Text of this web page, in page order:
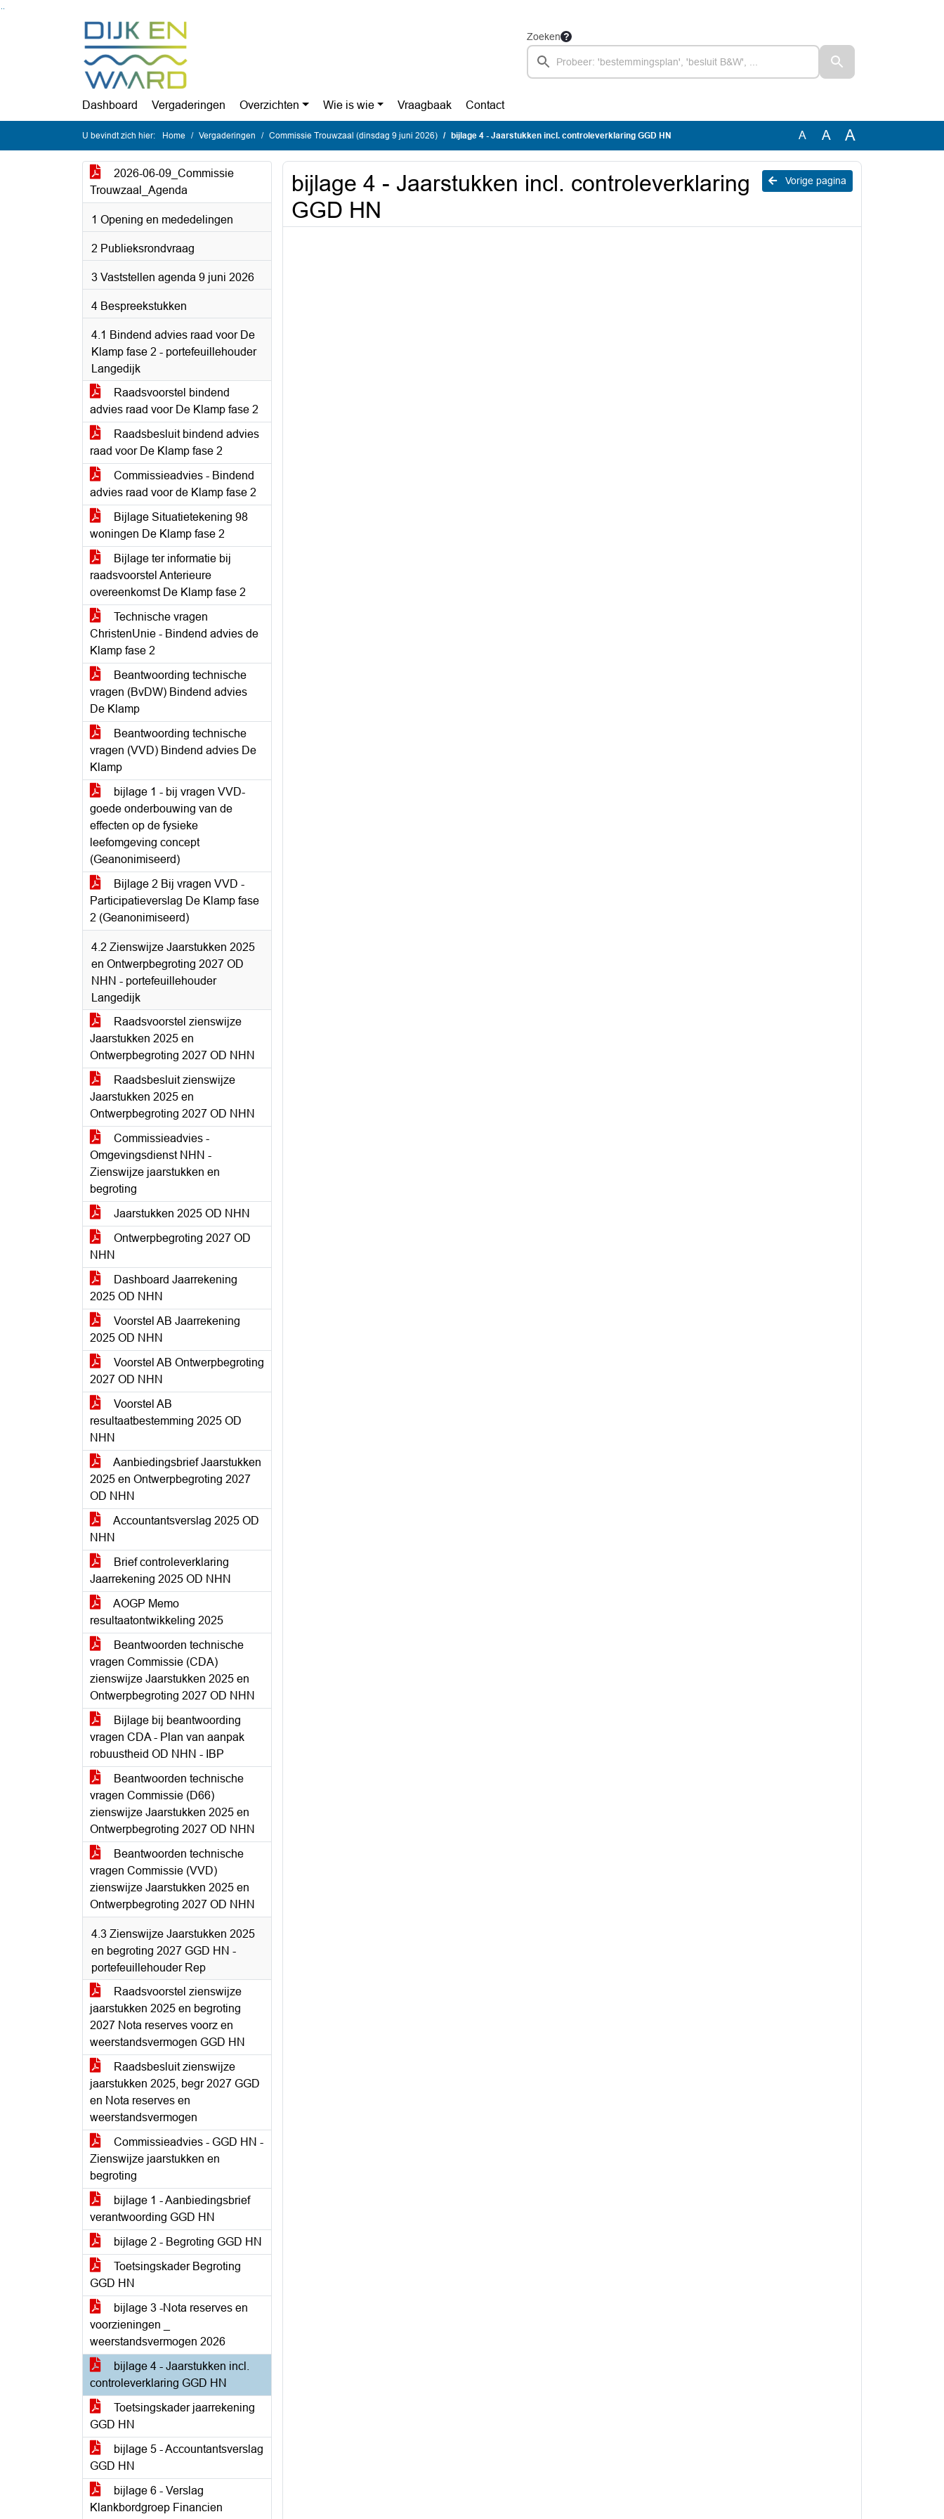
Zoeken
Dashboard Vergaderingen Overzichten Wie is wie Vraagbaak Contact
U bevindt zich hier: Home Vergaderingen Commissie Trouwzaal (dinsdag 9 juni 2026) bijlage 4 - Jaarstukken incl. controleverklaring GGD HN A A A
2026-06-09_Commissie
Trouwzaal_Agenda
1 Opening en mededelingen
2 Publieksrondvraag
3 Vaststellen agenda 9 juni 2026
4 Bespreekstukken
4.1 Bindend advies raad voor De
Klamp fase 2 - portefeuillehouder
Langedijk
Raadsvoorstel bindend
advies raad voor De Klamp fase 2
Raadsbesluit bindend advies
raad voor De Klamp fase 2
Commissieadvies - Bindend
advies raad voor de Klamp fase 2
Bijlage Situatietekening 98
woningen De Klamp fase 2
Bijlage ter informatie bij
raadsvoorstel Anterieure
overeenkomst De Klamp fase 2
Technische vragen
ChristenUnie - Bindend advies de
Klamp fase 2
Beantwoording technische
vragen (BvDW) Bindend advies
De Klamp
Beantwoording technische
vragen (VVD) Bindend advies De
Klamp
bijlage 1 - bij vragen VVD-
goede onderbouwing van de
effecten op de fysieke
leefomgeving concept
(Geanonimiseerd)
Bijlage 2 Bij vragen VVD -
Participatieverslag De Klamp fase
2 (Geanonimiseerd)
4.2 Zienswijze Jaarstukken 2025
en Ontwerpbegroting 2027 OD
NHN - portefeuillehouder
Langedijk
Raadsvoorstel zienswijze
Jaarstukken 2025 en
Ontwerpbegroting 2027 OD NHN
Raadsbesluit zienswijze
Jaarstukken 2025 en
Ontwerpbegroting 2027 OD NHN
Commissieadvies -
Omgevingsdienst NHN -
Zienswijze jaarstukken en
begroting
Jaarstukken 2025 OD NHN
Ontwerpbegroting 2027 OD
NHN
Dashboard Jaarrekening
2025 OD NHN
Voorstel AB Jaarrekening
2025 OD NHN
Voorstel AB Ontwerpbegroting
2027 OD NHN
Voorstel AB
resultaatbestemming 2025 OD
NHN
Aanbiedingsbrief Jaarstukken
2025 en Ontwerpbegroting 2027
OD NHN
Accountantsverslag 2025 OD
NHN
Brief controleverklaring
Jaarrekening 2025 OD NHN
AOGP Memo
resultaatontwikkeling 2025
Beantwoorden technische
vragen Commissie (CDA)
zienswijze Jaarstukken 2025 en
Ontwerpbegroting 2027 OD NHN
Bijlage bij beantwoording
vragen CDA - Plan van aanpak
robuustheid OD NHN - IBP
Beantwoorden technische
vragen Commissie (D66)
zienswijze Jaarstukken 2025 en
Ontwerpbegroting 2027 OD NHN
Beantwoorden technische
vragen Commissie (VVD)
zienswijze Jaarstukken 2025 en
Ontwerpbegroting 2027 OD NHN
4.3 Zienswijze Jaarstukken 2025
en begroting 2027 GGD HN -
portefeuillehouder Rep
Raadsvoorstel zienswijze
jaarstukken 2025 en begroting
2027 Nota reserves voorz en
weerstandsvermogen GGD HN
Raadsbesluit zienswijze
jaarstukken 2025, begr 2027 GGD
en Nota reserves en
weerstandsvermogen
Commissieadvies - GGD HN -
Zienswijze jaarstukken en
begroting
bijlage 1 - Aanbiedingsbrief
verantwoording GGD HN
bijlage 2 - Begroting GGD HN
Toetsingskader Begroting
GGD HN
bijlage 3 -Nota reserves en
voorzieningen _
weerstandsvermogen 2026
bijlage 4 - Jaarstukken incl.
controleverklaring GGD HN
Toetsingskader jaarrekening
GGD HN
bijlage 5 - Accountantsverslag
GGD HN
bijlage 6 - Verslag
Klankbordgroep Financien
Vorige pagina
bijlage 4 - Jaarstukken incl. controleverklaring
GGD HN